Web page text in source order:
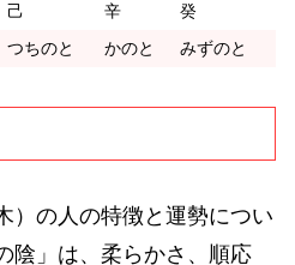
己 辛
癸
つちのと かのと みずのと
）の人の特徴と運勢につい
陰」は、柔らかさ、順応